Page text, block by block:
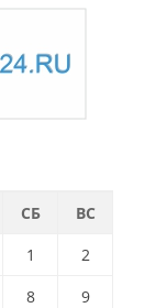
СБ
ВС
1
2
8
9